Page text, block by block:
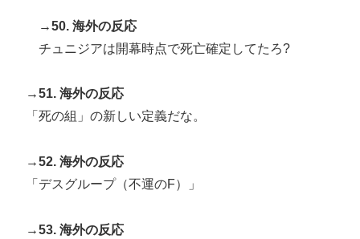
→50. 海外の反応
チュニジアは開幕時点で死亡確定してたろ?
→51. 海外の反応
「死の組」の新しい定義だな。
→52. 海外の反応
「デスグループ（不運のF）」
→53. 海外の反応